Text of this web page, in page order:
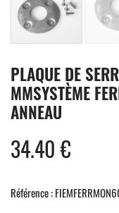
PLAQUE DE
MMSYSTÈME
ANNEAU
34.40€
Référence :